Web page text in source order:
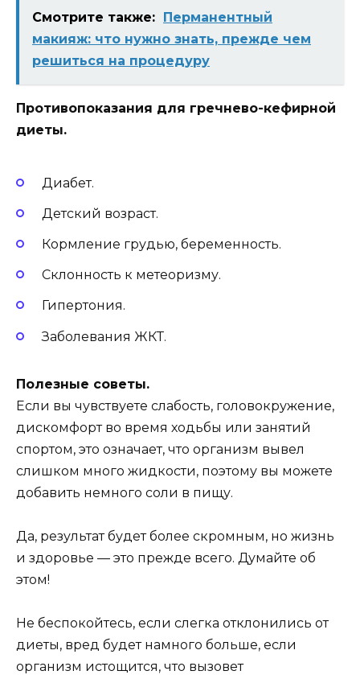
Смотрите также:
Перманентный
макияж: что нужно знать, прежде чем
решиться на процедуру
Противопоказания для гречнево-кефирной
диеты.
Диабет.
Детский возраст.
Кормление грудью, беременность.
Склонность к метеоризму.
Гипертония.
Заболевания ЖКТ.
Полезные советы.
Если вы чувствуете слабость, головокружение,
дискомфорт во время ходьбы или занятий
спортом, это означает, что организм вывел
слишком много жидкости, поэтому вы можете
добавить немного соли в пищу.
Да, результат будет более скромным, но жизнь
и здоровье — это прежде всего. Думайте об
этом!
Не беспокойтесь, если слегка отклонились от
диеты, вред будет намного больше, если
организм истощится, что вызовет